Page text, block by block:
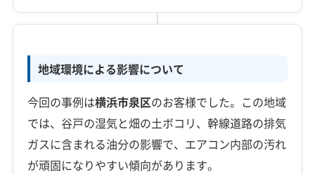
地域環境による影響について
今回の事例は横浜市泉区のお客様でした。この地域
では、谷戸の湿気と畑の土ボコリ、幹線道路の排気
ガスに含まれる油分の影響で、エアコン内部の汚れ
が頑固になりやすい傾向があります。